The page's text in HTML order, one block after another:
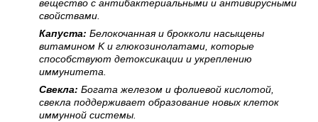
вещество с антибактериальными и антивирусными
свойствами.
Капуста: Белокочанная и брокколи насыщены
витамином K и глюкозинолатами, которые
способствуют детоксикации и укреплению
иммунитета.
Свекла: Богата железом и фолиевой кислотой,
свекла поддерживает образование новых клеток
иммунной системы.